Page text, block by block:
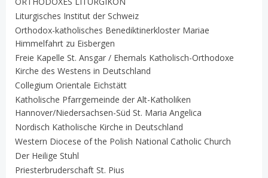
Liturgisches Institut der Schweiz
Orthodox-katholisches Benediktinerkloster Mariae
Himmelfahrt zu Eisbergen
Freie Kapelle St. Ansgar / Ehemals Katholisch-Orthodoxe
Kirche des Westens in Deutschland
Collegium Orientale Eichstätt
Katholische Pfarrgemeinde der Alt-Katholiken
Hannover/Niedersachsen-Süd St. Maria Angelica
Nordisch Katholische Kirche in Deutschland
Western Diocese of the Polish National Catholic Church
Der Heilige Stuhl
Priesterbruderschaft St. Pius